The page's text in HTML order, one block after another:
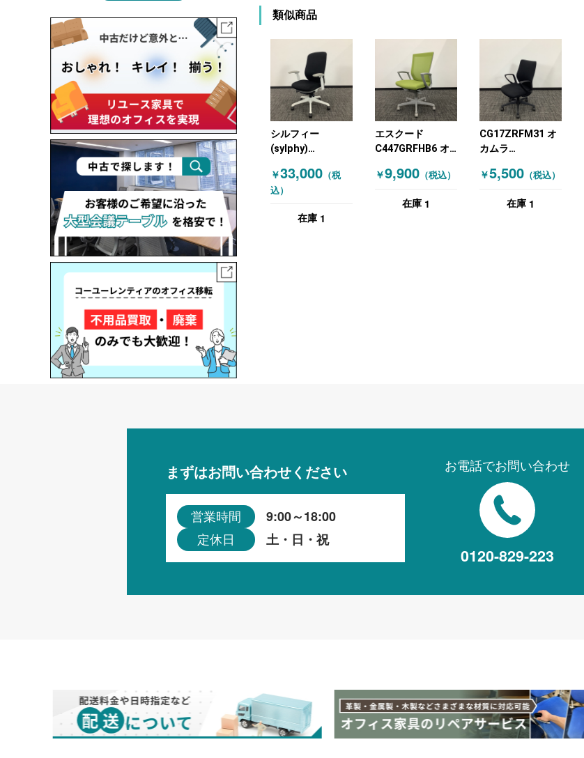
類似商品
シルフィー
(sylphy)
カムラ
(OKAMURA) 肘付
ホワイト
￥33,000 （税
込）
在庫 1
エスクード
C447GRFHB6 オ
(OKAMURA) 肘付
￥9,900（税込）
在庫 1
CG17ZRFM31 オ
カムラ
きチェア CG-Mシ
ズ有 ブラック
￥5,500（税込）
在庫 1
まずはお問い合わせください
営業時間 9:00～18:00
定休日 土・日・祝
お電話でお問い合わせ
0120-829-223